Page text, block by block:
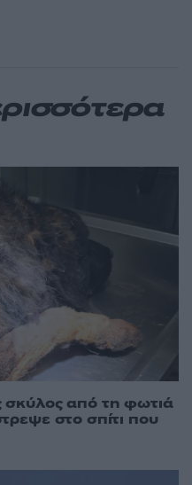
σκύλος από τη φωτιά
στο σπίτι που